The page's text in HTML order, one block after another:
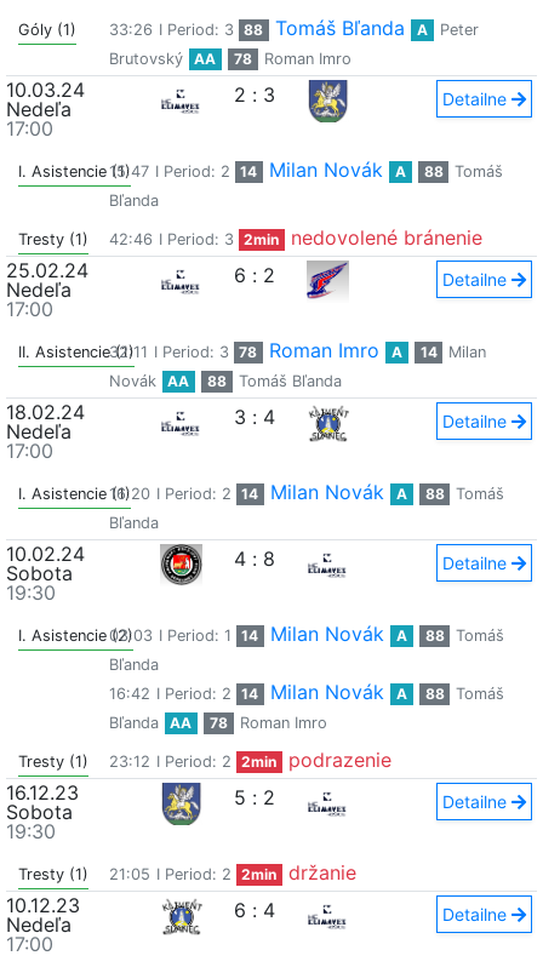
Góly (1) 33:26 I Period: 3 88 Tomáš Bľanda A
Peter
Brutovský
AA 78 Roman Imro
10.03.24
Nedeľa
17:00
2 : 3 Detailne
I. Asistencie (1)15:47 I Period: 2 14 Milan Novák A 88
Tomáš
Bľanda
Tresty (1) 42:46 I Period: 3 2min
nedovolené bránenie
25.02.24
Nedeľa
17:00
6 : 2 Detailne
II. Asistencie (1)
32:11 I Period: 3 78 Roman Imro A 14
Milan
Novák
AA 88 Tomáš Bľanda
18.02.24
Nedeľa
17:00
3 : 4 Detailne
I. Asistencie (1)16:20 I Period: 2 14 Milan Novák A 88
Tomáš
Bľanda
10.02.24
Sobota
19:30
4 : 8 Detailne
I. Asistencie (2)03:03 I Period: 1 14 Milan Novák A 88
Tomáš
Bľanda
16:42 I Period: 2 14 Milan Novák A 88
Tomáš
Bľanda
AA 78 Roman Imro
Tresty (1) 23:12 I Period: 2 2min
podrazenie
16.12.23
Sobota
19:30
5 : 2 Detailne
Tresty (1) 21:05 I Period: 2 2min
držanie
10.12.23
Nedeľa
17:00
6 : 4 Detailne